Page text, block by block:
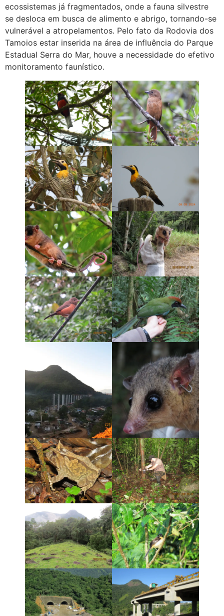
ecossistemas já fragmentados, onde a fauna silvestre
se desloca em busca de alimento e abrigo, tornando-se
vulnerável a atropelamentos. Pelo fato da Rodovia dos
Tamoios estar inserida na área de influência do Parque
Estadual Serra do Mar, houve a necessidade do efetivo
monitoramento faunístico.